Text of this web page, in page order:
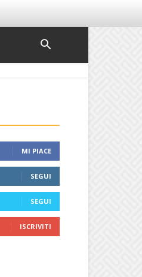
MI PIACE
SEGUI
SEGUI
ISCRIVITI